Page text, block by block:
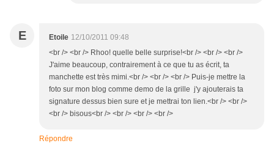
E Etoile 12/10/2011 09:48
<br /> <br /> Rhoo! quelle belle surprise!<br /> <br /> <br />
J'aime beaucoup, contrairement à ce que tu as écrit, ta
manchette est très mimi.<br /> <br /> <br /> Puis-je mettre la
foto sur mon blog comme demo de la grille j'y ajouterais ta
signature dessus bien sure et je mettrai ton lien.<br /> <br />
<br /> bisous<br /> <br /> <br /> <br />
Répondre